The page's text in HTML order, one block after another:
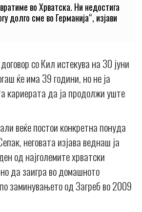
во Хрватска. Ни недостига
долго сме во Германија“, изјави
со Кил истекува на 30 јуни
ќе има 39 години, но не ја
кариерата да ја продолжи уште
веќе постои конкретна понуда
неговата изјава веднаш ја
од најголемите хрватски
да заигра во домашното
заминувањето од Загреб во 2009